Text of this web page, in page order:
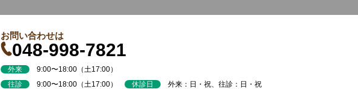
お問い合わせは
048-998-7821
外来9:00〜18:00（土17:00）
往診9:00〜18:00（土17:00） 休診日外来：日・祝、往診：日・祝